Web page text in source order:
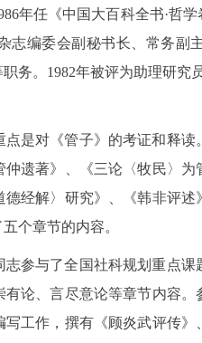
年任《中国大百科全书·哲
志编委会副秘书长、常务副
务。 1982年被评为助理研究
是对《管子》的考证和释
遗著》、《三论〈牧民〉
德经解〉研究》、《韩非评
个章节的内容。
参与了全国社科规划重点
论、言尽意论等章节内容
工作，撰有《顾炎武评传